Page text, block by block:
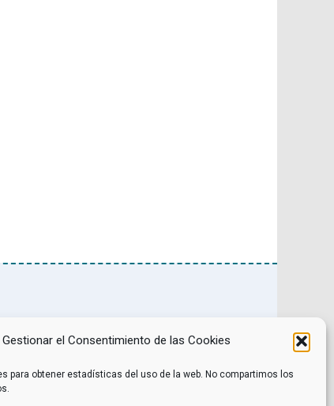
Gestionar el Consentimiento de las Cookies
para obtener estadísticas del uso de la web. No compartimos los
recomendadas
Eventos
Política de privacidad
Twitter